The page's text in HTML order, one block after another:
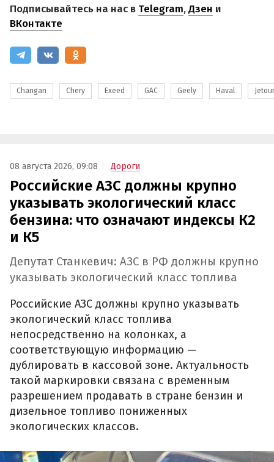
Подписывайтесь на нас в Telegram,Дзен и
ВКонтакте
Changan Chery Exeed GAC Geely Haval Jetour
08 августа 2026, 09:08 Дороги
Российские АЗС должны крупно
указывать экологический класс
бензина: что означают индексы К2
и К5
Депутат Станкевич: АЗС в РФ должны крупно
указывать экологический класс топлива
Российские АЗС должны крупно указывать
экологический класс топлива
непосредственно на колонках, а
соответствующую информацию —
дублировать в кассовой зоне. Актуальность
такой маркировки связана с временным
разрешением продавать в стране бензин и
дизельное топливо пониженных
экологических классов.